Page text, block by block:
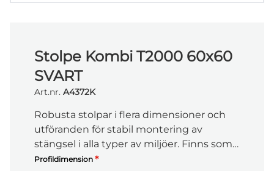
Stolpe Kombi T2000 60x60
SVART
Art.nr. A4372K
Robusta stolpar i flera dimensioner och
utföranden för stabil montering av
stängsel i alla typer av miljöer. Finns som
mellan-, hörn-, änd- och kombistolpar i
Profildimension *